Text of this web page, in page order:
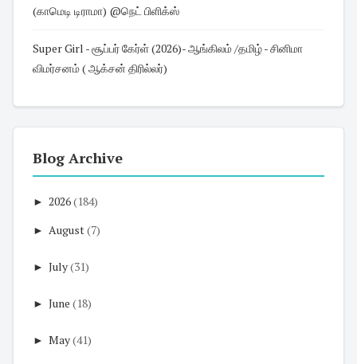
(காமெடி டிராமா) @நெட் பிளிக்ஸ்
Super Girl - சூப்பர் கேர்ள் (2026)- ஆங்கிலம் /தமிழ் - சினிமா
விமர்சனம் ( ஆக்சன் திரில்லர்)
Blog Archive
► 2026(184)
► August(7)
► July(31)
► June (18)
► May(41)